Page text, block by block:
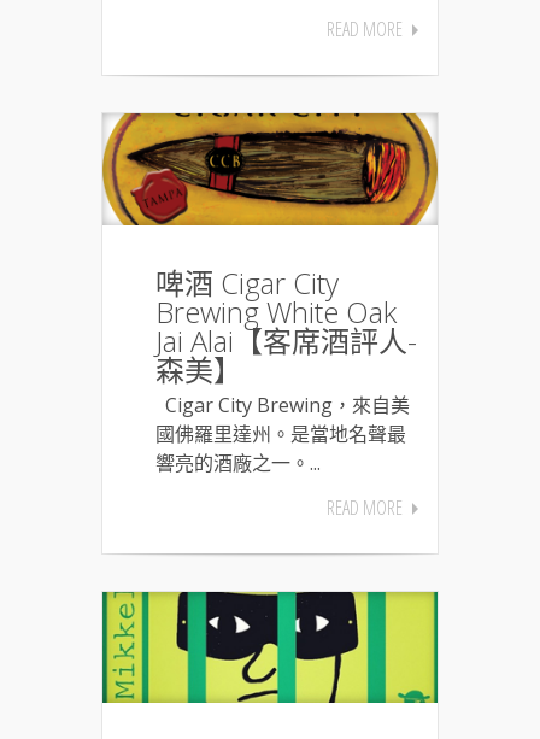
READ MORE
啤酒 Cigar City
Brewing White Oak
Jai Alai【客席酒評人-
森美】
Cigar City Brewing，來自美
國佛羅里達州。是當地名聲最
響亮的酒廠之一。...
READ MORE